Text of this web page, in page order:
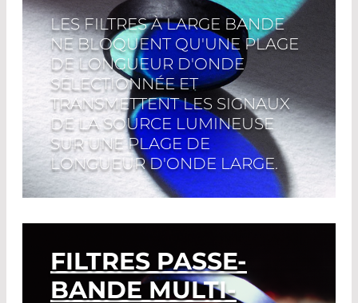
LES FILTRES À LARGE BANDE
NE BLOQUENT QU'UNE PLAGE
DE LONGUEUR D'ONDE
SÉLECTIONNÉE ET
TRANSMETTENT LES SIGNAUX
DE LA SOURCE LUMINEUSE
SUR UNE PLAGE DE
LONGUEUR D'ONDE LARGE.
Read More
FILTRES PASSE-
BANDE MULTI-